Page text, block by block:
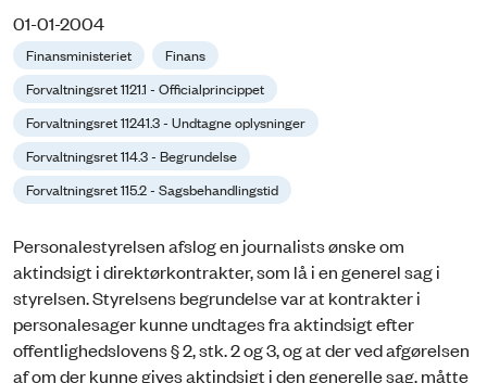
01-01-2004
Finansministeriet
Finans
Forvaltningsret 1121.1 - Officialprincippet
Forvaltningsret 11241.3 - Undtagne oplysninger
Forvaltningsret 114.3 - Begrundelse
Forvaltningsret 115.2 - Sagsbehandlingstid
Personalestyrelsen afslog en journalists ønske om
aktindsigt i direktørkontrakter, som lå i en generel sag i
styrelsen. Styrelsens begrundelse var at kontrakter i
personalesager kunne undtages fra aktindsigt efter
offentlighedslovens § 2, stk. 2 og 3, og at der ved afgørelsen
af om der kunne gives aktindsigt i den generelle sag, måtte